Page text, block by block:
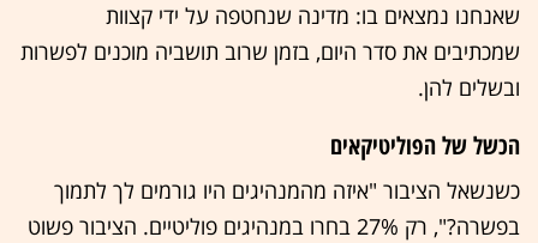
שאנחנו נמצאים בו: מדינה שנחטפה על ידי קצוות
שמכתיבים את סדר היום, בזמן שרוב תושביה מוכנים לפשרות
ובשלים להן.
הכשל של הפוליטיקאים
כשנשאל הציבור "איזה מהמנהיגים היו גורמים לך לתמוך
בפשרה?", רק 27% בחרו במנהיגים פוליטיים. הציבור פשוט